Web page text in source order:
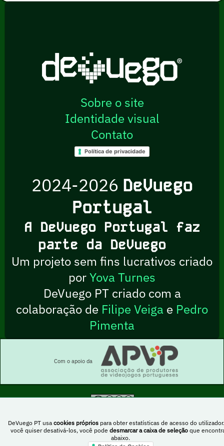
DeVuego PT usa cookies próprios para obter estatísticas de acesso do
você quiser desativá-los, você pode desmarcar a caixa de seleção que
abaixo.
Sobre o site
Identidade visual
Contato
Política de privacidade
2024-2026 DeVuego
Portugal
A DeVuego Portugal faz
parte da DeVuego
Um projeto sem fins lucrativos criado
porYova Turnes
DeVuego PT criado com a
colaboração de Filipe Veiga e Pedro
Pimenta
Com o apoio da
PartilhaIgual 4.0 Internacional